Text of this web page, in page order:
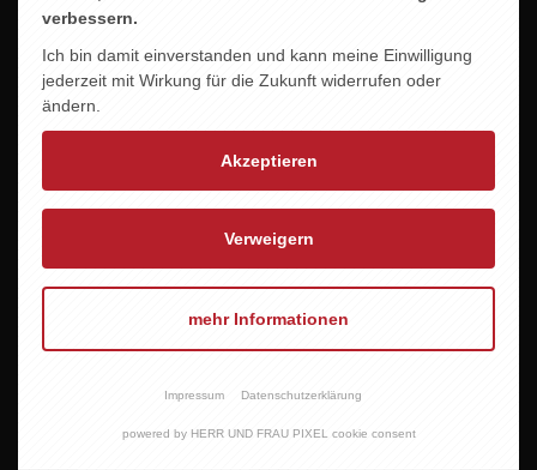
verbessern.
Ich bin damit einverstanden und kann meine Einwilligung
jederzeit mit Wirkung für die Zukunft widerrufen oder
ändern.
Akzeptieren
Verweigern
mehr Informationen
Impressum Datenschutzerklärung
powered by HERR UND FRAU PIXEL cookie consent